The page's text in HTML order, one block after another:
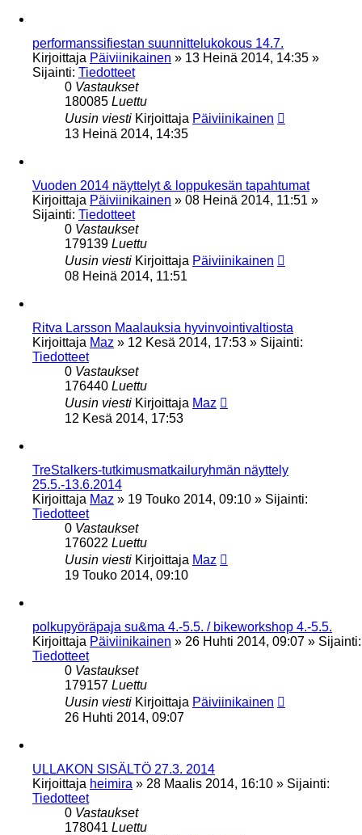
performanssifiestan suunnittelukokous 14.7.
Kirjoittaja Päiviinikainen » 13 Heinä 2014, 14:35 »
Sijainti: Tiedotteet
0 Vastaukset
180085 Luettu
Uusin viesti Kirjoittaja Päiviinikainen
13 Heinä 2014, 14:35
Vuoden 2014 näyttelyt & loppukesän tapahtumat
Kirjoittaja Päiviinikainen » 08 Heinä 2014, 11:51 »
Sijainti: Tiedotteet
0 Vastaukset
179139 Luettu
Uusin viesti Kirjoittaja Päiviinikainen
08 Heinä 2014, 11:51
Ritva Larsson Maalauksia hyvinvointivaltiosta
Kirjoittaja Maz » 12 Kesä 2014, 17:53 » Sijainti:
Tiedotteet
0 Vastaukset
176440 Luettu
Uusin viesti Kirjoittaja Maz
12 Kesä 2014, 17:53
TreStalkers-tutkimusmatkailuryhmän näyttely
25.5.-13.6.2014
Kirjoittaja Maz » 19 Touko 2014, 09:10 » Sijainti:
Tiedotteet
0 Vastaukset
176022 Luettu
Uusin viesti Kirjoittaja Maz
19 Touko 2014, 09:10
polkupyöräpaja su&ma 4.-5.5. / bikeworkshop 4.-5.5.
Kirjoittaja Päiviinikainen » 26 Huhti 2014, 09:07 » Sijainti:
Tiedotteet
0 Vastaukset
179157 Luettu
Uusin viesti Kirjoittaja Päiviinikainen
26 Huhti 2014, 09:07
ULLAKON SISÄLTÖ 27.3. 2014
Kirjoittaja heimira » 28 Maalis 2014, 16:10 » Sijainti:
Tiedotteet
0 Vastaukset
178041 Luettu